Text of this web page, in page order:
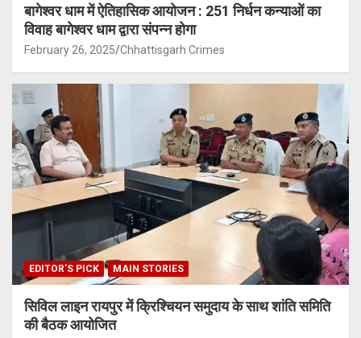
बागेश्वर धाम में ऐतिहासिक आयोजन : 251 निर्धन कन्याओं का
विवाह बागेश्वर धाम द्वारा संपन्न होगा
February 26, 2025 Chhattisgarh Crimes
EDITOR'S PICK MAIN STORIES
सिविल लाइन रायपुर में क्रिश्चियन समुदाय के साथ शांति समिति
की बैठक आयोजित